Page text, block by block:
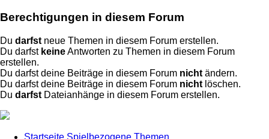
Berechtigungen in diesem Forum
Du darfst neue Themen in diesem Forum erstellen.
Du darfst keineAntworten zu Themen in diesem Forum
erstellen.
Du darfst deine Beiträge in diesem Forum nicht ändern.
Du darfst deine Beiträge in diesem Forum nicht löschen.
Du darfst Dateianhänge in diesem Forum erstellen.
Startseite Spielbezogene Themen